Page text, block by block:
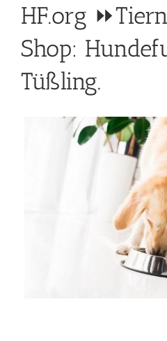
HF.org
Shop:
Tüßling.